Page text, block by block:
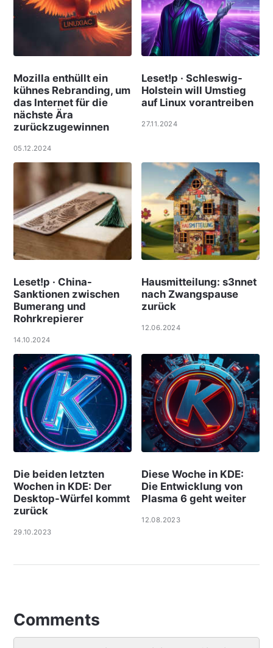
Mozilla enthüllt ein
kühnes Rebranding, um
das Internet für die
nächste Ära
zurückzugewinnen
05.12.2024
Leset!p · Schleswig-
Holstein will Umstieg
auf Linux vorantreiben
27.11.2024
Leset!p · China-
Sanktionen zwischen
Bumerang und
Rohrkrepierer
14.10.2024
Hausmitteilung: s3nnet
nach Zwangspause
zurück
12.06.2024
Die beiden letzten
Wochen in KDE: Der
Desktop-Würfel kommt
zurück
29.10.2023
Diese Woche in KDE:
Die Entwicklung von
Plasma 6 geht weiter
12.08.2023
Comments